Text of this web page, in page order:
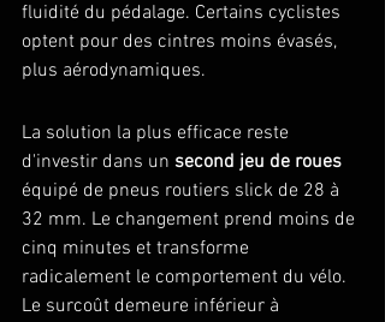
fluidité du pédalage. Certains cyclistes
optent pour des cintres moins évasés,
plus aérodynamiques.
La solution la plus efficace reste
d'investir dans un second jeu de roues
équipé de pneus routiers slick de 28 à
32 mm. Le changement prend moins de
cinq minutes et transforme
radicalement le comportement du vélo.
Le surcoût demeure inférieur à